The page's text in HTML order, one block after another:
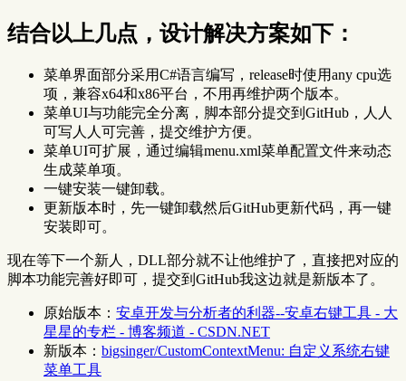
结合以上几点，设计解决方案如下：
菜单界面部分采用C#语言编写，release时使用any cpu选
项，兼容x64和x86平台，不用再维护两个版本。
菜单UI与功能完全分离，脚本部分提交到GitHub，人人
可写人人可完善，提交维护方便。
菜单UI可扩展，通过编辑menu.xml菜单配置文件来动态
生成菜单项。
一键安装一键卸载。
更新版本时，先一键卸载然后GitHub更新代码，再一键
安装即可。
现在等下一个新人，DLL部分就不让他维护了，直接把对应的
脚本功能完善好即可，提交到GitHub我这边就是新版本了。
原始版本： 安卓开发与分析者的利器--安卓右键工具 - 大
星星的专栏 - 博客频道 - CSDN.NET
新版本： bigsinger/CustomContextMenu: 自定义系统右键
菜单工具